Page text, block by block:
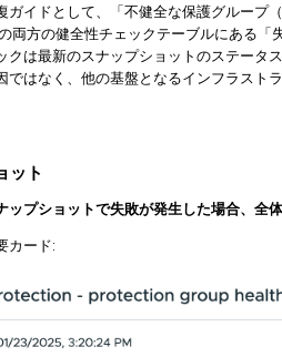
ガイドとして、「不健全な保護グルー
方の健全性チェックテーブルにある
クは最新のスナップショットのステータ
ではなく、他の基盤となるインフラスト
ット
ップショットで失敗が発生した場合、
カード: